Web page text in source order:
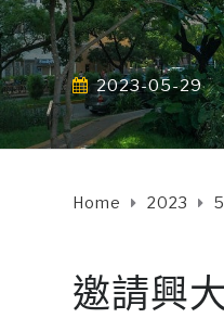
2023-05-29
Home 2023
邀請興